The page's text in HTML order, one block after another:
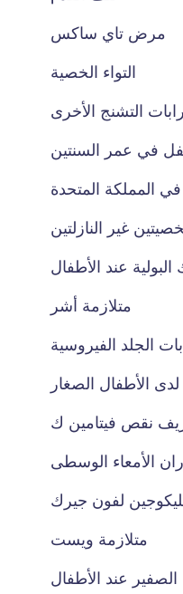
مرض تاي ساكس
التواء الخصية
التشنج الأخرى
في عمر السنتين
المملكة المتحدة
غير النازلتين
عند الأطفال
متلازمة أشر
الجلد الفيروسية
الأطفال الصغار
نقص فيتامين ك
الأمعاء الوسطى
لفون جيرك
متلازمة ويست
الصفير عند الأطفال